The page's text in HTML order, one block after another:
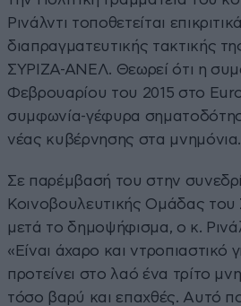
Ρινάλντι τοποθετείται
διαπραγματευτικής τακτικής
ΣΥΡΙΖΑ-ΑΝΕΛ. Θεωρεί ότι η
Φεβρουαρίου του 2015 στο
συμφωνία-γέφυρα
νέας κυβέρνησης στα μνημόνια.
Σε παρέμβασή του στην
Κοινοβουλευτικής Ομάδας
μετά το δημοψήφισμα, ο κ.
«Είναι άχαρο και ντροπιαστικό
προτείνει στο λαό ένα τρίτο
τόσο βαρύ και επαχθές. Αυτό